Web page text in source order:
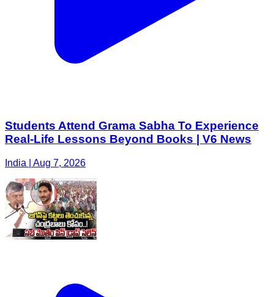
Students Attend Grama Sabha To Experience
Real-Life Lessons Beyond Books | V6 News
India | Aug 7, 2026